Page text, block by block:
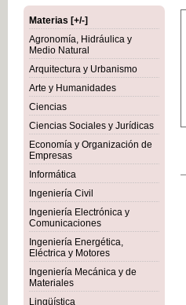
Materias [+/-]
Agronomía, Hidráulica y
Medio Natural
Arquitectura y Urbanismo
Arte y Humanidades
Ciencias
Ciencias Sociales y Jurídicas
Economía y Organización de
Empresas
Informática
Ingeniería Civil
Ingeniería Electrónica y
Comunicaciones
Ingeniería Energética,
Eléctrica y Motores
Ingeniería Mecánica y de
Materiales
Lingüística